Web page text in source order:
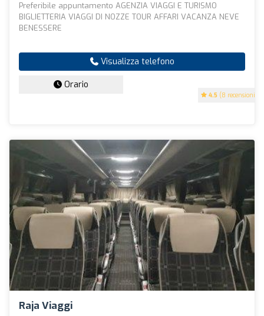
4.5 (8 recensioni)
Preferibile appuntamento AGENZIA VIAGGI E TURISMO
BIGLIETTERIA VIAGGI DI NOZZE TOUR AFFARI VACANZA NEVE
BENESSERE
Visualizza telefono
Orario
Raja Viaggi